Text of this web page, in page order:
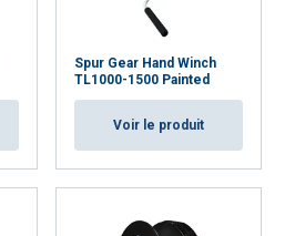
Spur Gear Hand Winch
TL1000-1500 Painted
Voir le produit